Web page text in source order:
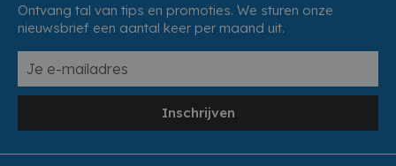
Ontvang tal van tips en promoties. We sturen onze
nieuwsbrief een aantal keer per maand uit.
Inschrijven